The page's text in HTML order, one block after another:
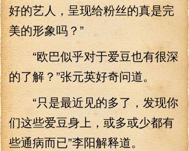
好的艺人，呈现给粉丝的真是完
美的形象吗？”
“欧巴似乎对于爱豆也有很深
的了解？”张元英好奇问道。
“只是最近见的多了，发现你
们这些爱豆身上，或多或少都有
些通病而已”李阳解释道。